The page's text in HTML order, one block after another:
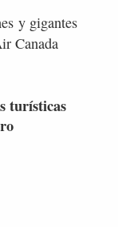
y gigantes
Canada
turísticas